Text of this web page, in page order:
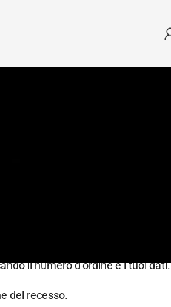
del tuo acquisto, puoi esercitare
il numero d’ordine e i tuoi dati.
del recesso.